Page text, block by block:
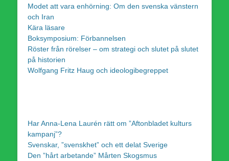
Modet att vara enhörning: Om den svenska vänstern
och Iran
Kära läsare
Boksymposium: Förbannelsen
Röster från rörelser – om strategi och slutet på slutet
på historien
Wolfgang Fritz Haug och ideologibegreppet
Har Anna-Lena Laurén rätt om ”Aftonbladet kulturs
kampanj”?
Svenskar, ”svenskhet” och ett delat Sverige
Den ”hårt arbetande” Mårten Skogsmus